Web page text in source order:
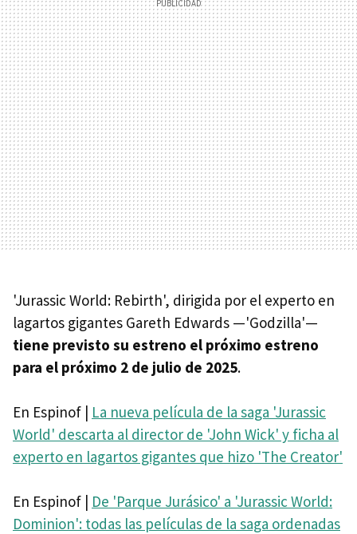
'Jurassic World: Rebirth', dirigida por el experto en
lagartos gigantes Gareth Edwards —'Godzilla'—
tiene previsto su estreno el próximo estreno
para el próximo 2 de julio de 2025.
En Espinof | La nueva película de la saga 'Jurassic
World' descarta al director de 'John Wick' y ficha al
experto en lagartos gigantes que hizo 'The Creator'
En Espinof | De 'Parque Jurásico' a 'Jurassic World:
Dominion': todas las películas de la saga ordenadas